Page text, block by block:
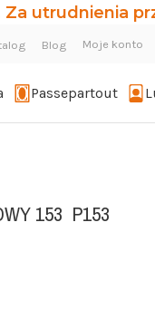
utrudnienia
Blog Moje konto
Passepartout
153 P153